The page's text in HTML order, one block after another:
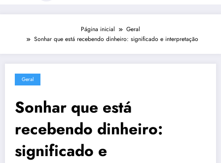
Página inicial
Geral
Sonhar que está recebendo dinheiro: significado e interpretação
Geral
Sonhar que está
recebendo dinheiro:
significado e